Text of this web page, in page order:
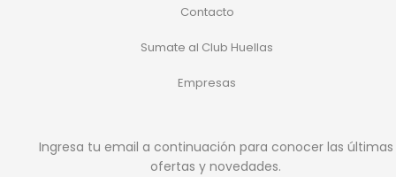
Contacto
Sumate al Club Huellas
Empresas
Ingresa tu email a continuación para conocer las últimas
ofertas y novedades.